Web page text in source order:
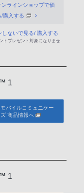
ンラインショップで価
購入する
ないで見る/ 購入する
トプレゼント対象になりませ
1
バイルコミュニケー
商品情報へ
1